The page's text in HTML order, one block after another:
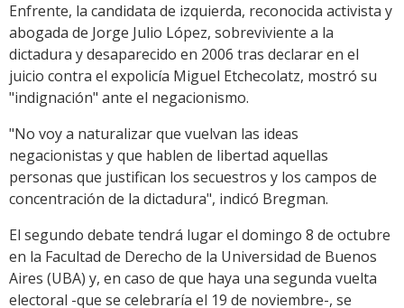
Enfrente, la candidata de izquierda, reconocida activista y
abogada de Jorge Julio López, sobreviviente a la
dictadura y desaparecido en 2006 tras declarar en el
juicio contra el expolicía Miguel Etchecolatz, mostró su
"indignación" ante el negacionismo.
"No voy a naturalizar que vuelvan las ideas
negacionistas y que hablen de libertad aquellas
personas que justifican los secuestros y los campos de
concentración de la dictadura", indicó Bregman.
El segundo debate tendrá lugar el domingo 8 de octubre
en la Facultad de Derecho de la Universidad de Buenos
Aires (UBA) y, en caso de que haya una segunda vuelta
electoral -que se celebraría el 19 de noviembre-, se